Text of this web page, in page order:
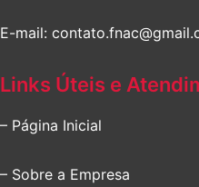
E-mail:
Links Úteis e
– Página Inicial
– Sobre a Empresa